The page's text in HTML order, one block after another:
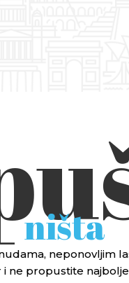
ništa
neponovljim
i ne propustite